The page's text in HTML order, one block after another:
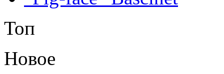
Топ
Новое